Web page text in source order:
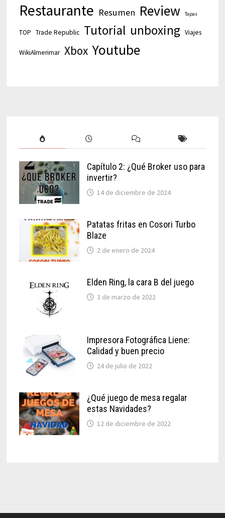
Restaurante Resumen Review Tapas
TOP Trade Republic Tutorial unboxing Viajes
WikiAlmerimar Xbox Youtube
Capítulo 2: ¿Qué Broker uso para
invertir?
14 de diciembre de 2024
Patatas fritas en Cosori Turbo
Blaze
2 de enero de 2024
Elden Ring, la cara B del juego
3 de marzo de 2022
Impresora Fotográfica Liene:
Calidad y buen precio
24 de julio de 2022
¿Qué juego de mesa regalar
estas Navidades?
12 de diciembre de 2022